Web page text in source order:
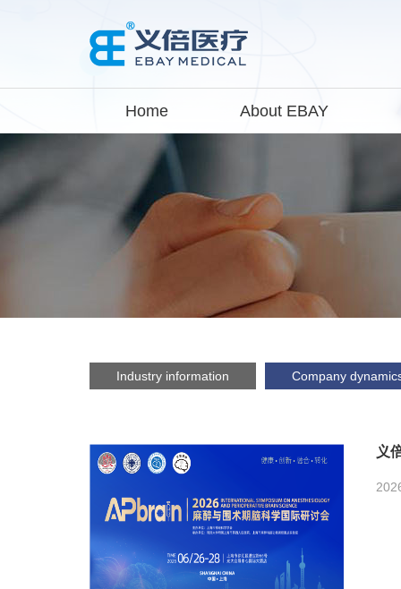
Home About EBAY
Industry information Company
义